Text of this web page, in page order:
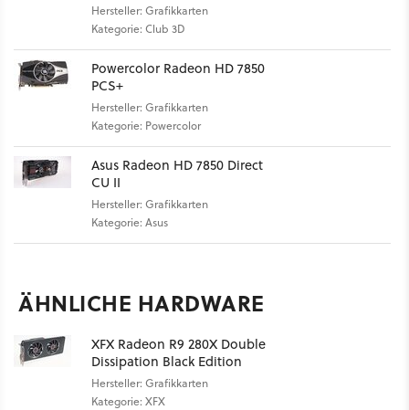
Hersteller: Grafikkarten
Kategorie: Club 3D
Powercolor Radeon HD 7850
PCS+
Hersteller: Grafikkarten
Kategorie: Powercolor
Asus Radeon HD 7850 Direct
CU II
Hersteller: Grafikkarten
Kategorie: Asus
ÄHNLICHE HARDWARE
XFX Radeon R9 280X Double
Dissipation Black Edition
Hersteller: Grafikkarten
Kategorie: XFX